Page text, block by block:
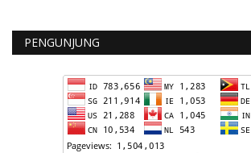
PENGUNJUNG